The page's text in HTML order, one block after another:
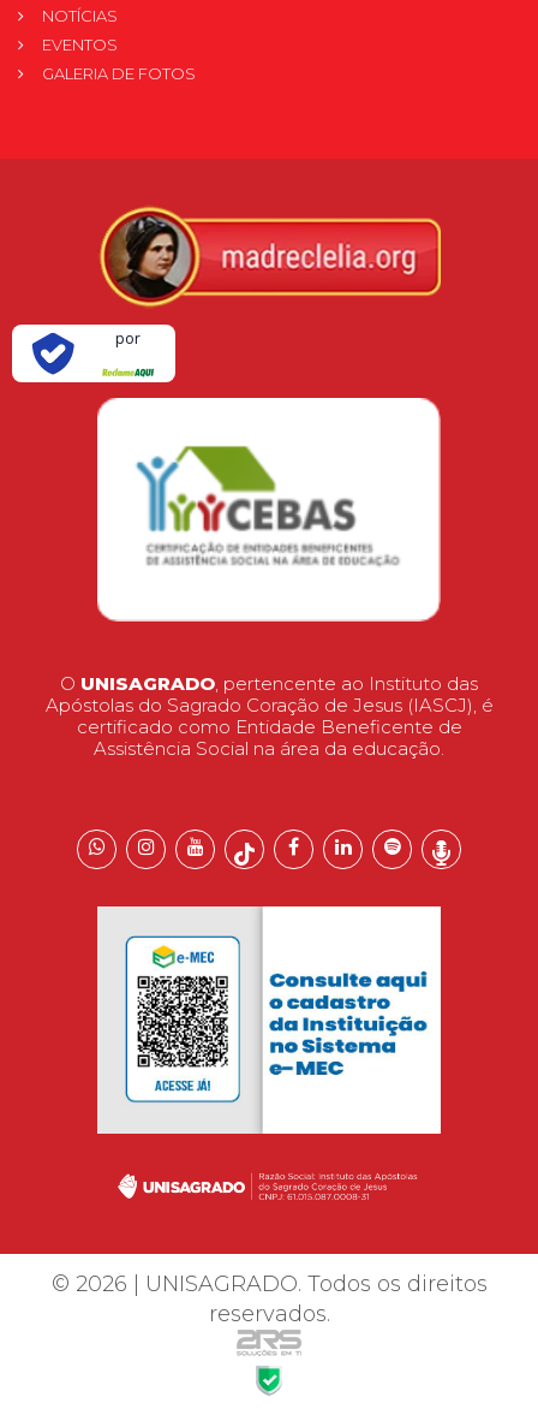
NOTÍCIAS
EVENTOS
GALERIA DE FOTOS
por
O UNISAGRADO, pertencente ao Instituto das
Apóstolas do Sagrado Coração de Jesus (IASCJ), é
certificado como Entidade Beneficente de
Assistência Social na área da educação.
© 2026 | UNISAGRADO. Todos os direitos
reservados.